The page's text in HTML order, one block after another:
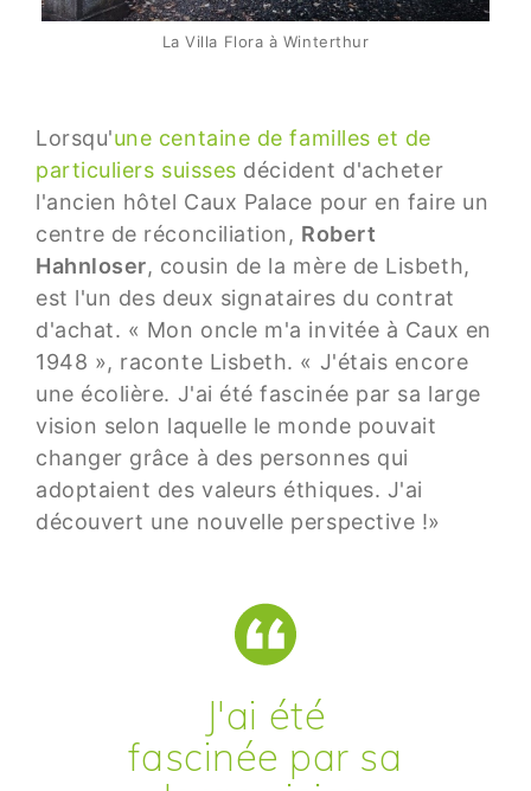
La Villa Flora à Winterthur
Lorsqu'une centaine de familles et de
particuliers suisses décident d'acheter
l'ancien hôtel Caux Palace pour en faire un
centre de réconciliation, Robert
Hahnloser, cousin de la mère de Lisbeth,
est l'un des deux signataires du contrat
d'achat. « Mon oncle m'a invitée à Caux en
1948 », raconte Lisbeth. « J'étais encore
une écolière. J'ai été fascinée par sa large
vision selon laquelle le monde pouvait
changer grâce à des personnes qui
adoptaient des valeurs éthiques. J'ai
découvert une nouvelle perspective !»
J'ai été
fascinée par sa